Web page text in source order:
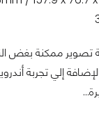
إلي تجربة